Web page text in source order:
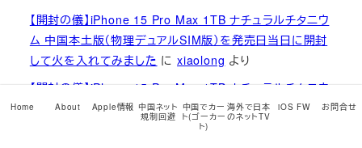
【開封の儀】iPhone 15 Pro Max 1TB ナチュラルチタニウ
ム 中国本土版（物理デュアルSIM版）を発売日当日に開封
して火を入れてみました にxiaolong より
【開封の儀】iPhone 15 Pro Max 1TB ナチュラルチタニウ
ム 中国本土版（物理デュアルSIM版）を発売日当日に開封
Electronic
Home About Apple情報 中国ネット
規制回避
中国でカー
ト(ゴーカー
ト)
海外で日本
のネットTV
iOS FW お問合せ